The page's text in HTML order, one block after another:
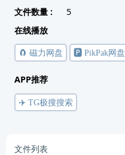
文件数量 :
5
在线播放
🧲 磁力网盘 🅿️ PikPak网盘
APP推荐
✈️ TG极搜搜索
文件列表